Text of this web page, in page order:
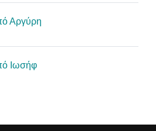
Αργύρη
Ιωσήφ